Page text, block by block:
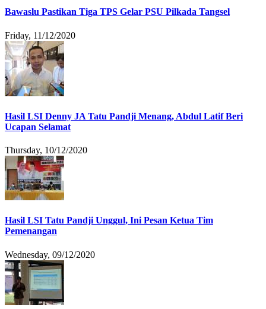
Bawaslu Pastikan Tiga TPS Gelar PSU Pilkada Tangsel
Friday, 11/12/2020
Hasil LSI Denny JA Tatu Pandji Menang, Abdul Latif Beri
Ucapan Selamat
Thursday, 10/12/2020
Hasil LSI Tatu Pandji Unggul, Ini Pesan Ketua Tim
Pemenangan
Wednesday, 09/12/2020